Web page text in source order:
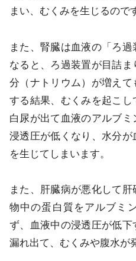
まい、むくみを生じるので
また、腎臓は血液の「ろ
なると、ろ過装置が目詰
分（ナトリウム）が増え
する結果、むくみを起こ
白尿が出て血液のアルブ
浸透圧が低くなり、水分
を生じてしまいます。
また、肝臓病が悪化して
物中の蛋白質をアルブミ
ず、血液中の浸透圧が低
漏れ出て、むくみや腹水が